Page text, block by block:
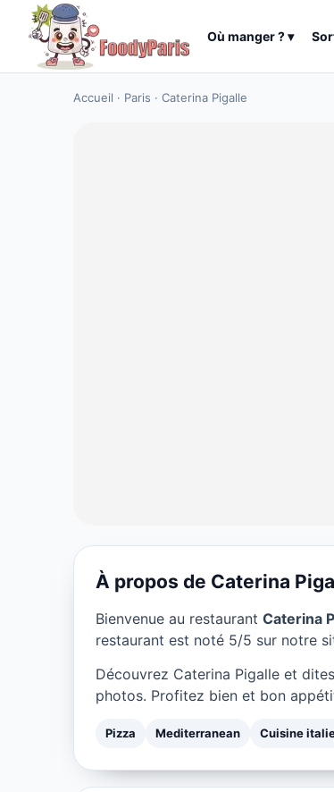
Où manger ?▾
Accueil · Paris · Caterina Pigalle
Caterina
★ 5/5
À propos de Caterina
Bienvenue au restaurant Caterina
restaurant est noté 5/5 sur notre
Découvrez Caterina Pigalle et
photos. Profitez bien et bon
Pizza Mediterranean Cuisine